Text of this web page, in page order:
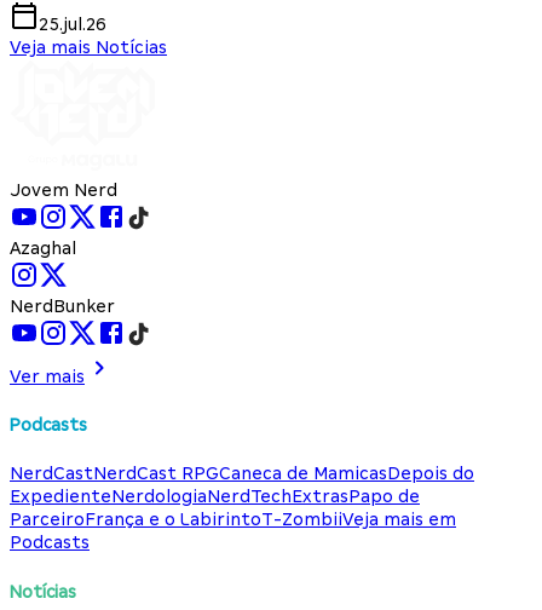
25.jul.26
Veja mais Notícias
Jovem Nerd
Azaghal
NerdBunker
Ver mais
Podcasts
NerdCastNerdCast RPGCaneca de MamicasDepois do
ExpedienteNerdologiaNerdTechExtrasPapo de
ParceiroFrança e o LabirintoT-ZombiiVeja mais em
Podcasts
Notícias